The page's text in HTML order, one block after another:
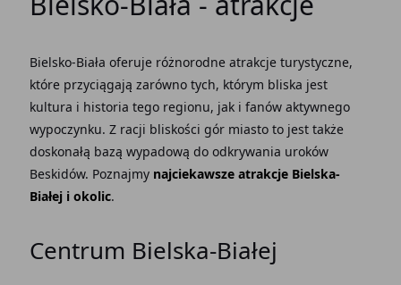
Bielsko-Biała oferuje różnorodne atrakcje turystyczne,
które przyciągają zarówno tych, którym bliska jest
kultura i historia tego regionu, jak i fanów aktywnego
wypoczynku. Z racji bliskości gór miasto to jest także
doskonałą bazą wypadową do odkrywania uroków
Beskidów. Poznajmy najciekawsze atrakcje Bielska-
Białej i okolic.
Centrum Bielska-Białej